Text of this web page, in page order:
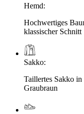
Hemd:
Hochwertiges
klassischer Schnitt
Sakko:
Taillertes Sakko
Graubraun